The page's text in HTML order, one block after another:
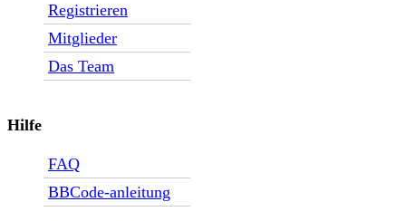
Registrieren
Mitglieder
Das Team
Hilfe
FAQ
BBCode-anleitung